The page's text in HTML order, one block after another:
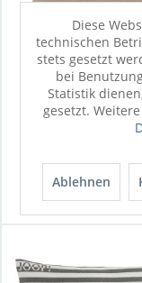
Kissen JOOP!
OUTDDOR
149,00 €
Diese
technischen
stets gesetzt
bei
Statistik
gesetzt.
Ablehnen